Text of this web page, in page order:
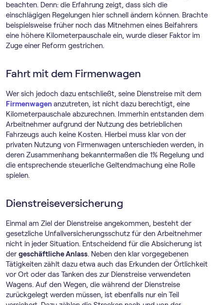
beachten. Denn: die Erfahrung zeigt, dass sich die
einschlägigen Regelungen hier schnell ändern können. Brachte
beispielsweise früher noch das Mitnehmen eines Beifahrers
eine höhere Kilometerpauschale ein, wurde dieser Faktor im
Zuge einer Reform gestrichen.
Fahrt mit dem Firmenwagen
Wer sich jedoch dazu entschließt, seine Dienstreise mit dem
Firmenwagen anzutreten, ist nicht dazu berechtigt, eine
Kilometerpauschale abzurechnen. Immerhin entstanden dem
Arbeitnehmer aufgrund der Nutzung des betrieblichen
Fahrzeugs auch keine Kosten. Hierbei muss klar von der
privaten Nutzung von Firmenwagen unterschieden werden, in
deren Zusammenhang bekanntermaßen die 1% Regelung und
die entsprechende steuerliche Geltendmachung eine Rolle
spielen.
Dienstreiseversicherung
Einmal am Ziel der Dienstreise angekommen, besteht der
gesetzliche Unfallversicherungsschutz für den Arbeitnehmer
nicht in jeder Situation. Entscheidend für die Absicherung ist
dergeschäftliche Anlass. Neben den klar vorgegebenen
Tätigkeiten zählt dazu etwa auch das Erkunden der Örtlichkeit
vor Ort oder das Tanken des zur Dienstreise verwendeten
Wagens. Auf den Wegen, die während der Dienstreise
zurückgelegt werden müssen, ist ebenfalls nur ein Teil